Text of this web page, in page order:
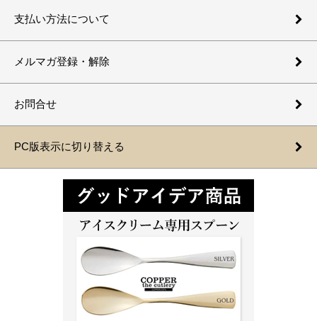
支払い方法について
メルマガ登録・解除
お問合せ
PC版表示に切り替える